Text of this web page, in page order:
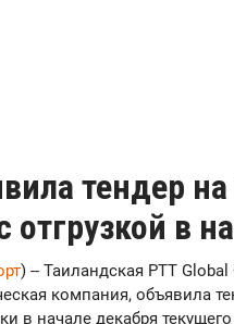
тендер
отгрузкой в
) -- Таиландская PTT
компания, объявила
в начале декабря